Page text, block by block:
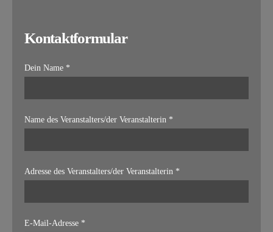
Kontaktformular
Dein Name *
Name des Veranstalters/der Veranstalterin *
Adresse des Veranstalters/der Veranstalterin *
E-Mail-Adresse *